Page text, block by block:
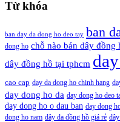
Từ khóa
ban day da dong ho deo tay ban
dong ho chỗ nào bán dây đồng
dây đồng hồ tại tphcm
cao cap day da dong ho chinh hang
day dong ho da day dong ho deo
day dong ho o dau ban day dong
dong ho nam dây da đồng hồ giá rẻ